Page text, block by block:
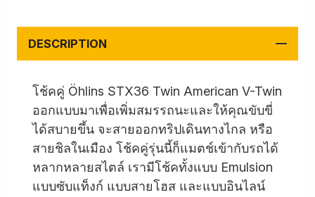
DESCRIPTION
โช้คคู่ Öhlins STX36 Twin American V-Twin
ออกแบบมาเพื่อเพิ่มสมรรถนะและให้คุณขับขี่
ได้สบายขึ้น จะสายออกทริปเดินทางไกล หรือ
สายชิลในเมือง โช้คคู่รุ่นนี้ก็แมตช์เข้ากับรถได้
หลากหลายสไตล์ เรามีโช้คทั้งแบบ Emulsion
แบบซับแท็งก์ แบบสายโฮส และแบบอินไลน์